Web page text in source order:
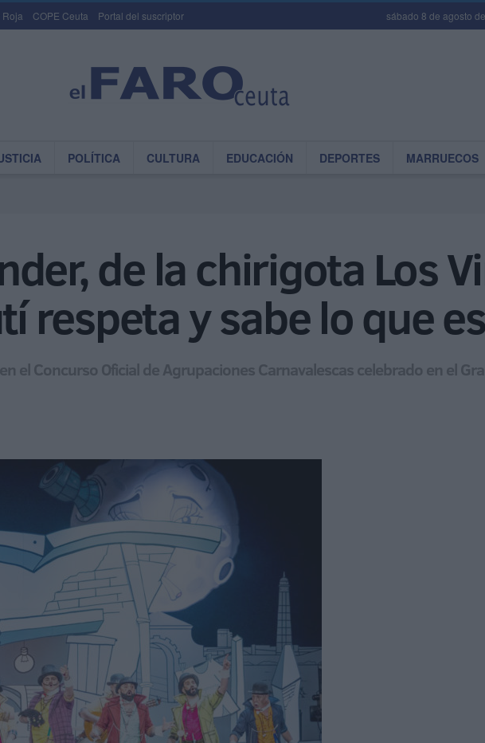
Roja COPE Ceuta Portal del suscriptor sábado 8 de agosto
POLÍTICA CULTURA EDUCACIÓN DEPORTES MARRUECOS
de la chirigota Los
respeta y sabe lo que
el Concurso Oficial de Agrupaciones Carnavalescas celebrado en el